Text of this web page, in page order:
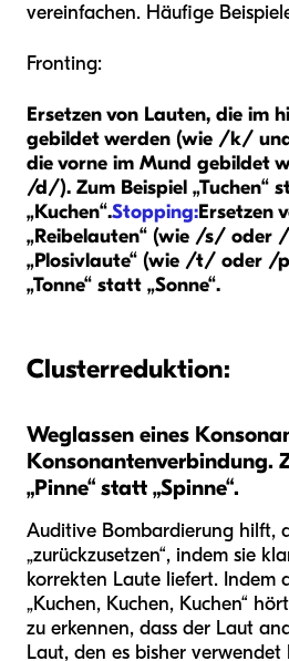
vereinfachen. Häufige
Fronting:
Ersetzen von Lauten, die im
gebildet werden (wie /k/
die vorne im Mund gebildet
/d/). Zum Beispiel „Tuchen“
„Kuchen“.Stopping:Ersetzen
„Reibelauten“ (wie /s/ oder
„Plosivlaute“ (wie /t/ oder /
„Tonne“ statt „Sonne“.
Clusterreduktion:
Weglassen eines
Konsonantenverbindung.
„Pinne“ statt „Spinne“.
Auditive Bombardierung hilft,
„zurückzusetzen“, indem sie
korrekten Laute liefert. Indem
„Kuchen, Kuchen, Kuchen“
zu erkennen, dass der Laut
Laut, den es bisher verwendet